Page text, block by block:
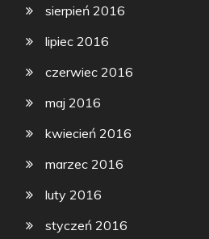
sierpień 2016
lipiec 2016
czerwiec 2016
maj 2016
kwiecień 2016
marzec 2016
luty 2016
styczeń 2016